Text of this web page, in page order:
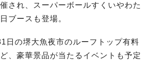
され、スーパーボールすくいやわた
ブースも登場。
日の堺大魚夜市のルーフトップ有料
、豪華景品が当たるイベントも予定